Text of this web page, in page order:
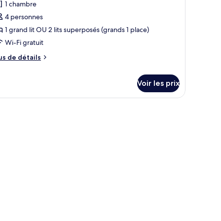
:
1 chambre
4 personnes
1 grand lit OU 2 lits superposés (grands 1 place)
Wi-Fi gratuit
de détails
Voir les prix